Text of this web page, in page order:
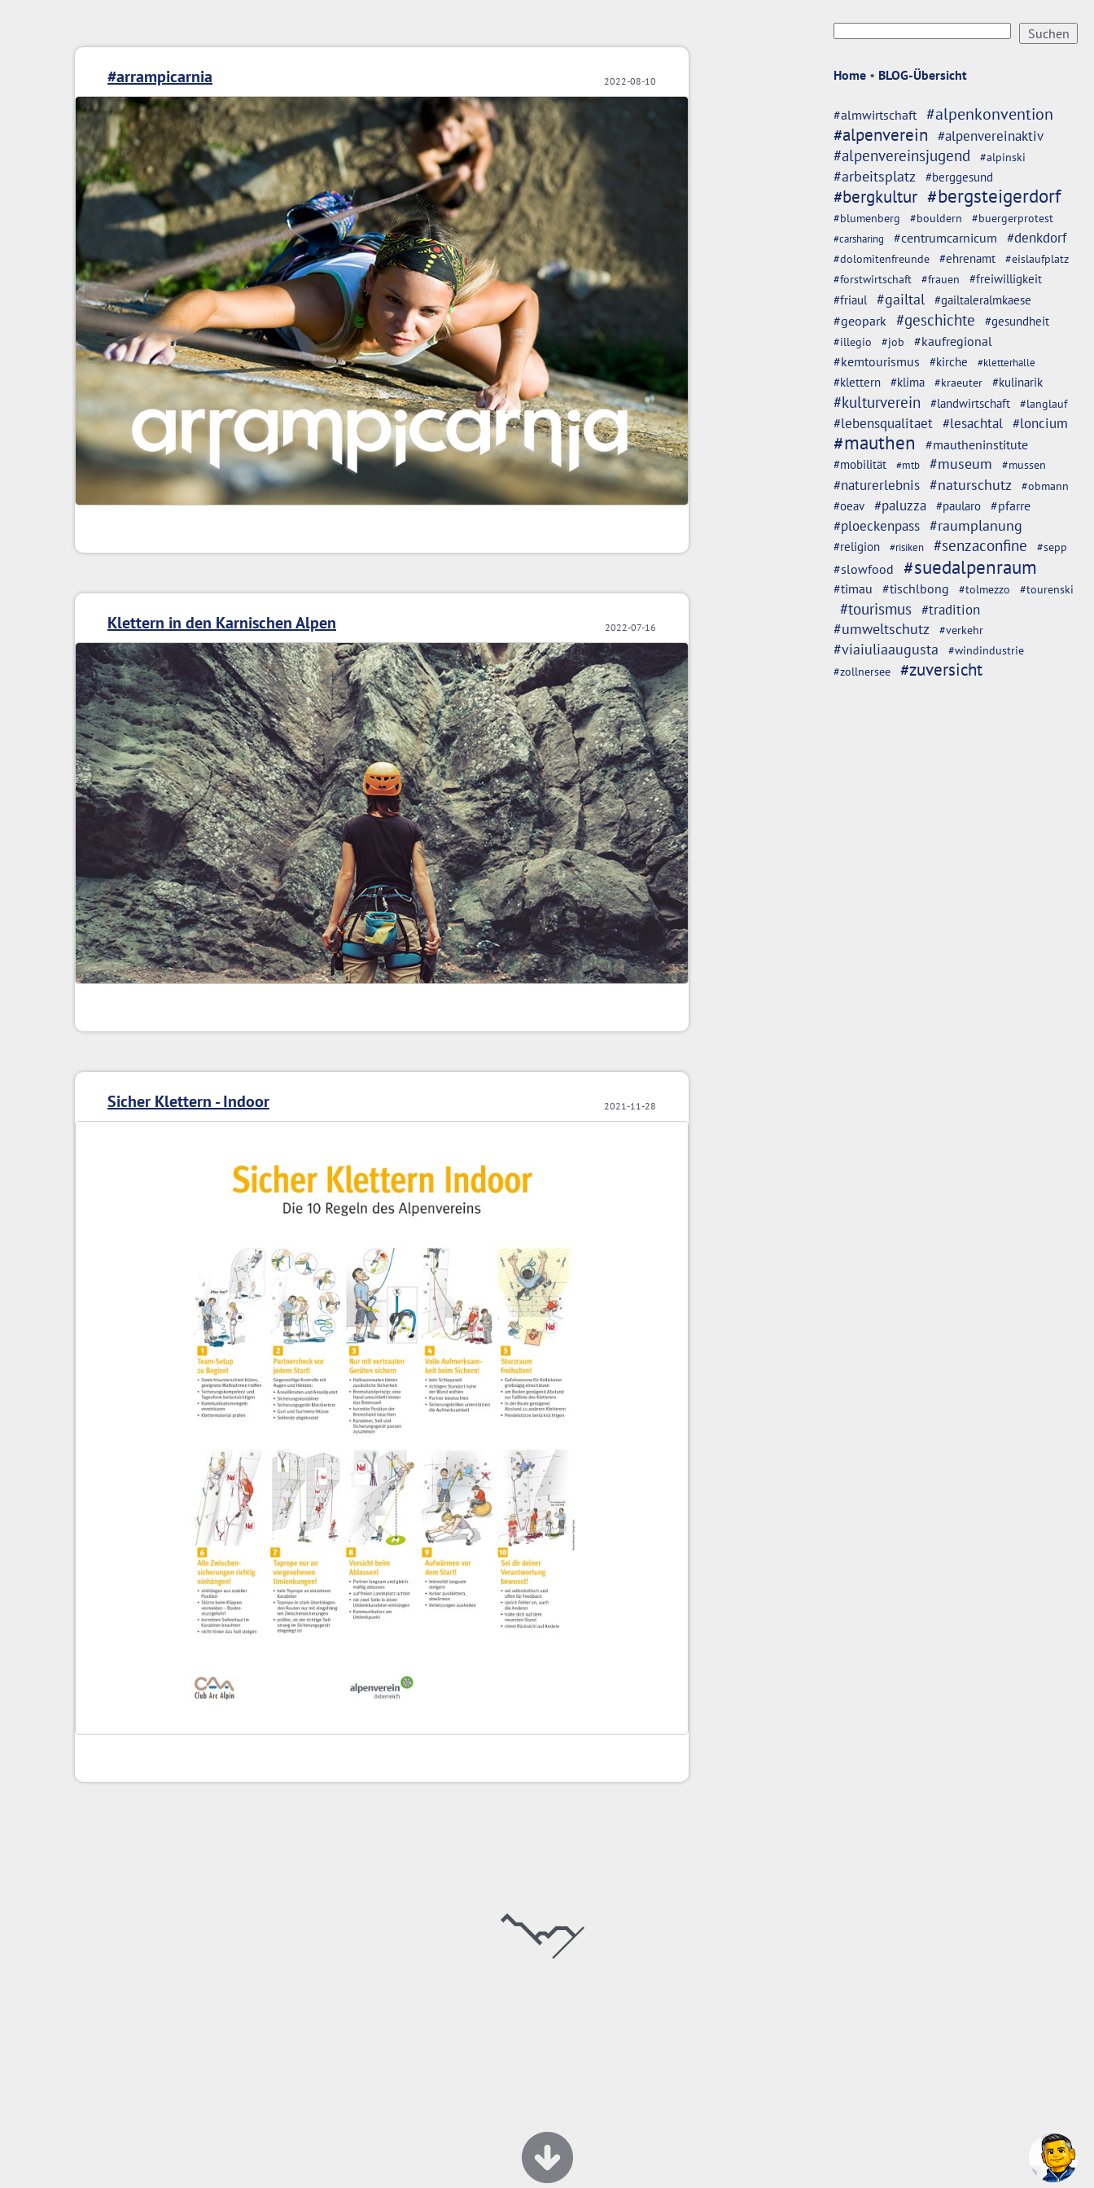
Home • BLOG-Übersicht
#almwirtschaft #alpenkonvention
#alpenverein #alpenvereinaktiv
#alpenvereinsjugend #alpinski
#arbeitsplatz #berggesund
#bergkultur #bergsteigerdorf
#blumenberg #bouldern
#buergerprotest
#carsharing
#centrumcarnicum #denkdorf
#dolomitenfreunde #ehrenamt
#eislaufplatz
#forstwirtschaft
#frauen
#freiwilligkeit
#friaul
#gailtal #gailtaleralmkaese
#geopark #geschichte #gesundheit
#illegio #job
#kaufregional
#kemtourismus
#kirche #kletterhalle
#klettern #klima #kraeuter #kulinarik
#kulturverein #landwirtschaft #langlauf
#lebensqualitaet #lesachtal #loncium
#mauthen #mautheninstitute
#mobilität #mtb #museum #mussen
#naturerlebnis #naturschutz #obmann
#oeav #paluzza #paularo #pfarre
#ploeckenpass #raumplanung
#religion #risiken #senzaconfine #sepp
#slowfood #suedalpenraum
#timau #tischlbong #tolmezzo #tourenski
#tourismus #tradition
#umweltschutz
#verkehr
#viaiuliaaugusta #windindustrie
#zollnersee #zuversicht
2022-08-10
#arrampicarnia
2022-07-16
Klettern in den Karnischen Alpen
2021-11-28
Sicher Klettern - Indoor